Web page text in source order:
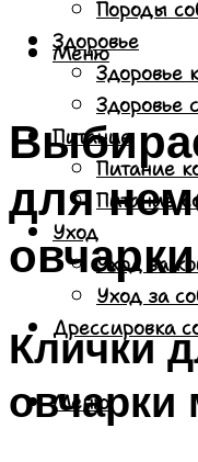
Породы
Здоровье
Здоровье
Здоровье
Питание
Питание
Питание
Уход
Уход за
Уход за
Дрессировка
Меню
Меню
для
овчарки
Клички
овчарки